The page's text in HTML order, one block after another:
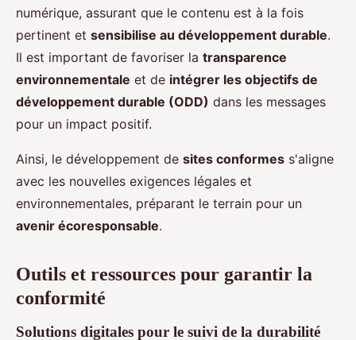
numérique, assurant que le contenu est à la fois
pertinent et sensibilise au développement durable.
Il est important de favoriser la transparence
environnementale et de intégrer les objectifs de
développement durable (ODD) dans les messages
pour un impact positif.
Ainsi, le développement de sites conformes s'aligne
avec les nouvelles exigences légales et
environnementales, préparant le terrain pour un
avenir écoresponsable.
Outils et ressources pour garantir la
conformité
Solutions digitales pour le suivi de la durabilité